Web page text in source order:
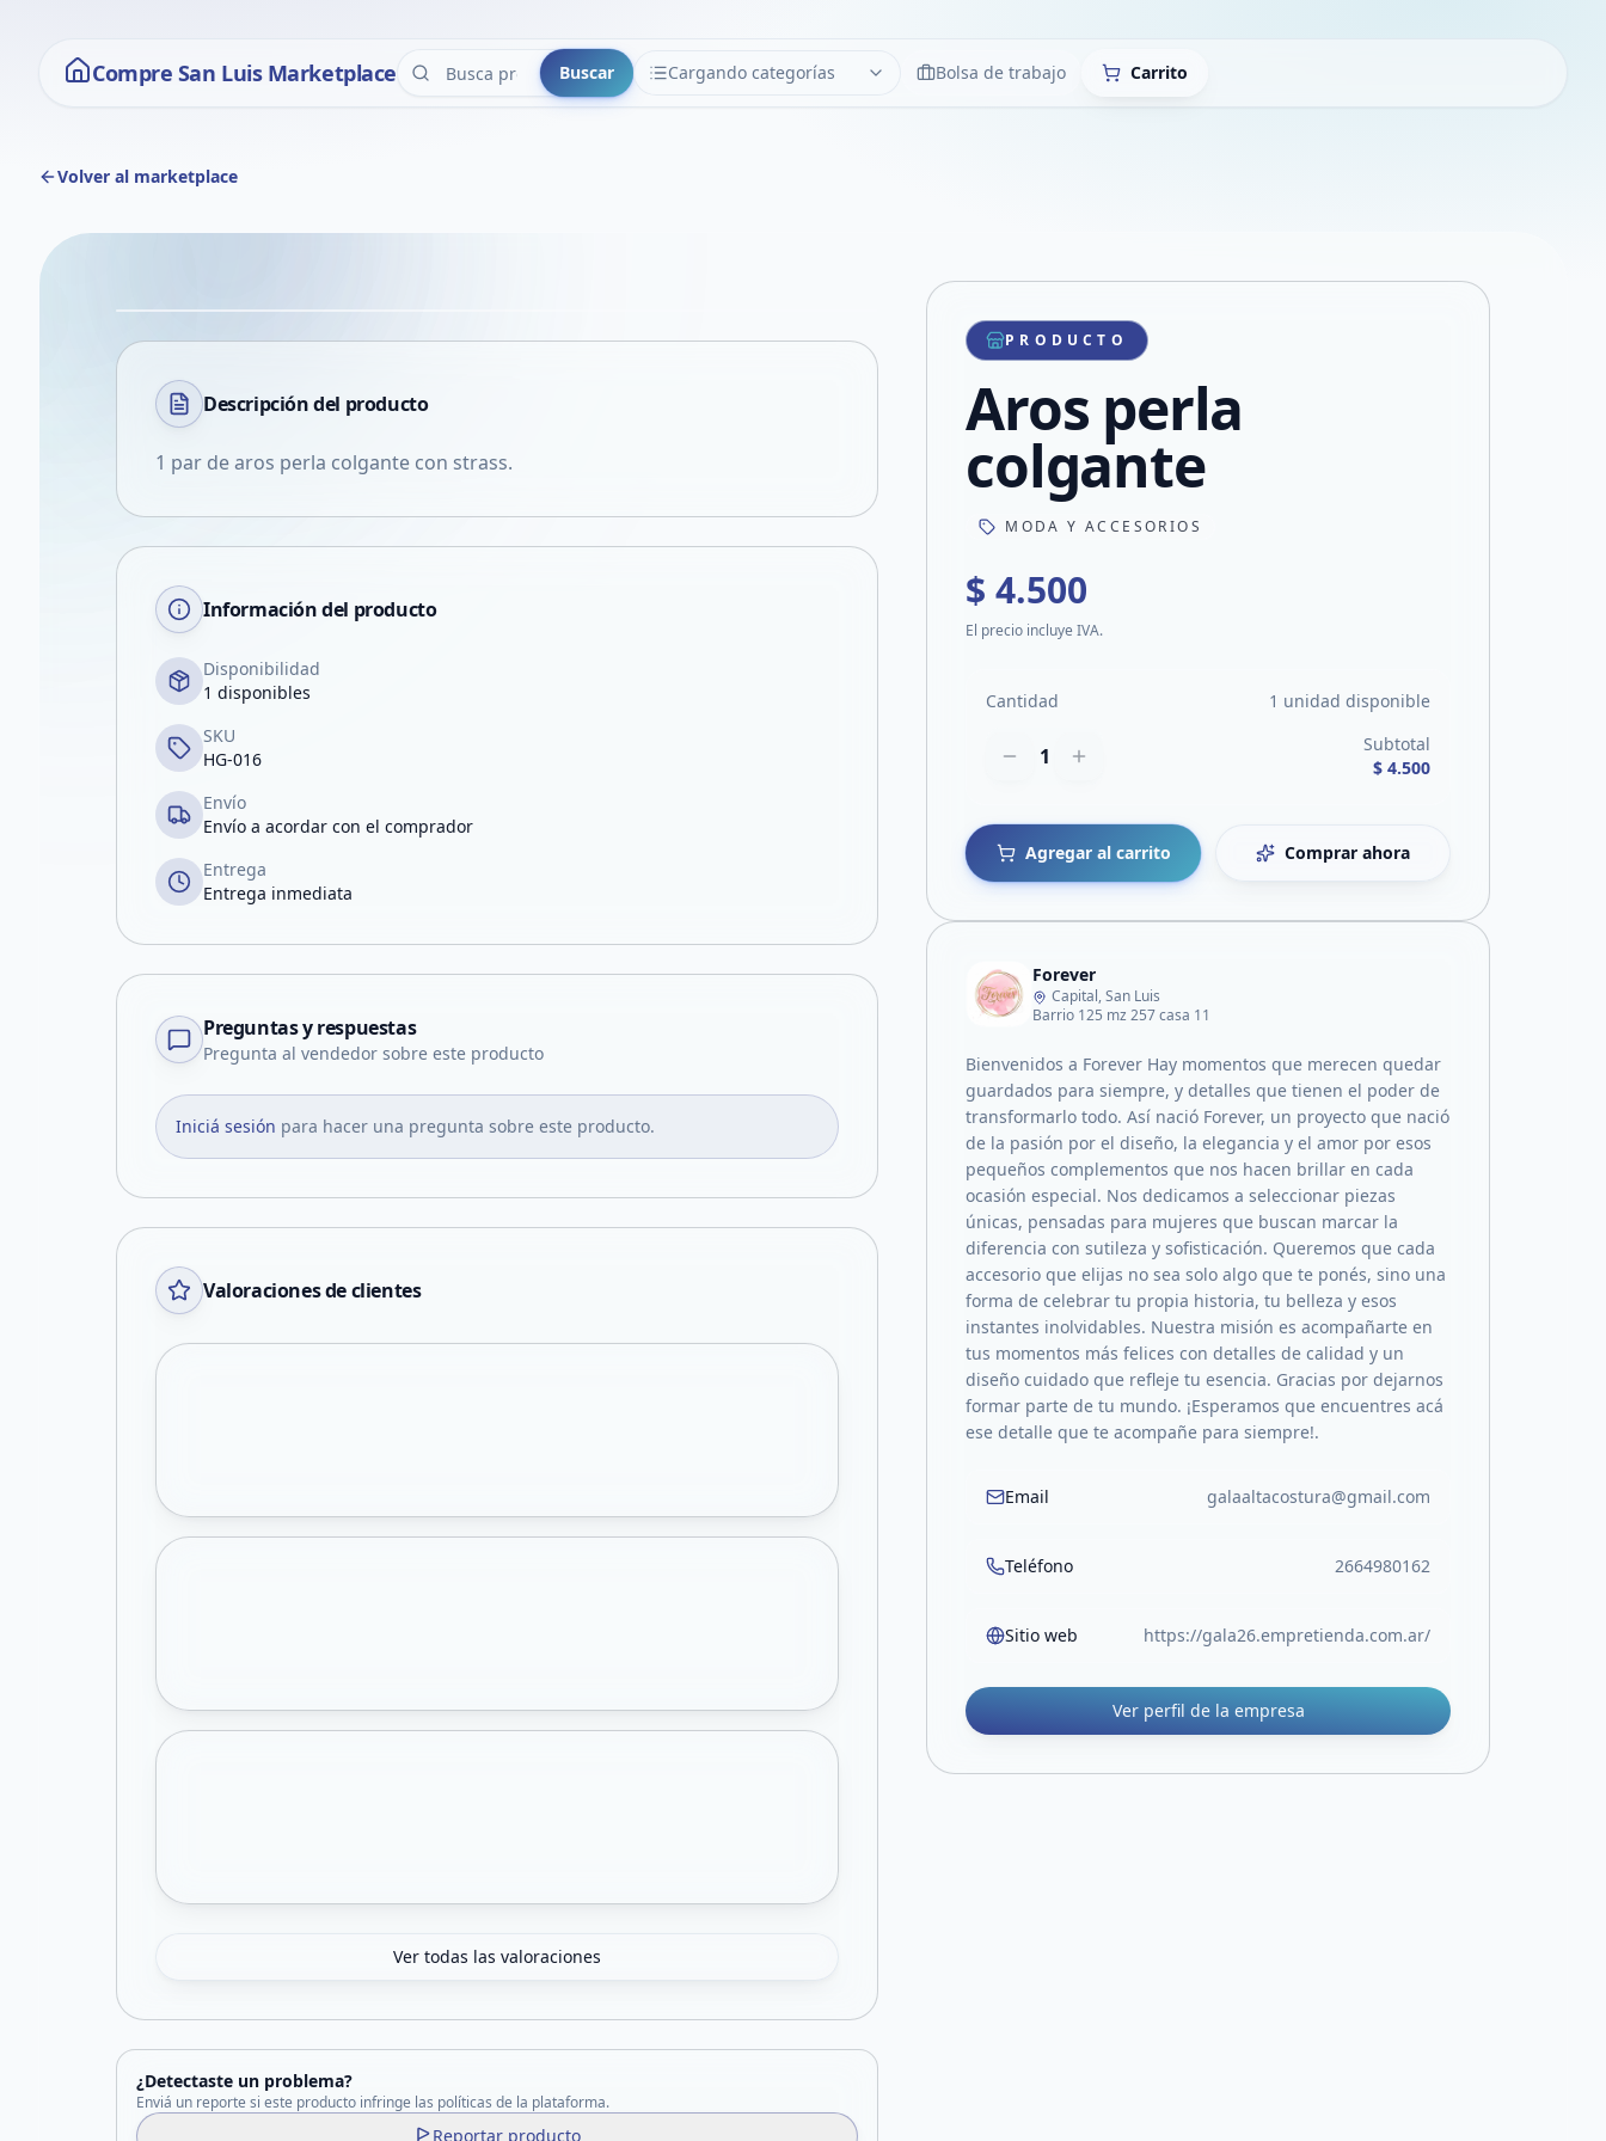
Compre San Luis Marketplace Buscar Cargando categorías
CATEGORÍAS LimpiarBolsa de trabajo Carrito
Volver al marketplace
VER EN PANTALLA COMPLETA
Compartir producto
Compartir por WhatsApp
Compartir por mail
Compartir en Facebook
Compartir en X
Descripción del producto
1 par de aros perla colgante con strass.
Información del producto
Disponibilidad
1 disponibles
SKU
HG-016
Envío
Envío a acordar con el comprador
Entrega
Entrega inmediata
Preguntas y respuestas
Pregunta al vendedor sobre este producto
Iniciá sesión para hacer una pregunta sobre este producto.
Valoraciones de clientes
Ver todas las valoraciones
¿Detectaste un problema?
Enviá un reporte si este producto infringe las políticas de la plataforma.
Reportar producto
PRODUCTO
Aros perla
colgante
MODA Y ACCESORIOS
$ 4.500
El precio incluye IVA.
Cantidad 1 unidad disponible
1
Subtotal
$ 4.500
Agregar al carrito Comprar ahora
Forever
Capital, San Luis
Barrio 125 mz 257 casa 11
Bienvenidos a Forever Hay momentos que merecen quedar
guardados para siempre, y detalles que tienen el poder de
transformarlo todo. Así nació Forever, un proyecto que nació
de la pasión por el diseño, la elegancia y el amor por esos
pequeños complementos que nos hacen brillar en cada
ocasión especial. Nos dedicamos a seleccionar piezas
únicas, pensadas para mujeres que buscan marcar la
diferencia con sutileza y sofisticación. Queremos que cada
accesorio que elijas no sea solo algo que te ponés, sino una
forma de celebrar tu propia historia, tu belleza y esos
instantes inolvidables. Nuestra misión es acompañarte en
tus momentos más felices con detalles de calidad y un
diseño cuidado que refleje tu esencia. Gracias por dejarnos
formar parte de tu mundo. ¡Esperamos que encuentres acá
ese detalle que te acompañe para siempre!.
Email galaaltacostura@gmail.com
Teléfono 2664980162
Sitio web https://gala26.empretienda.com.ar/
Ver perfil de la empresa